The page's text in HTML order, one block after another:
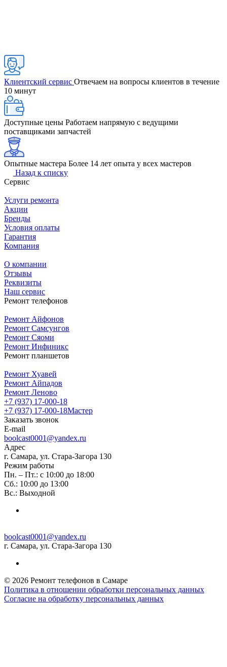
Клиентский сервис Отвечаем на вопросы клиентов в течение
10 минут
Доступные цены Работаем напрямую с ведущими
поставщиками запчастей
Опытные мастера Более 14 лет опыта у всех мастеров
Назад к списку
Сервис
Услуги ремонта
Акции
Бренды
Условия оплаты
Гарантия
Компания
О компании
Отзывы
Реквизиты
Наш сервис
Ремонт телефонов
Ремонт Айфонов
Ремонт Самсунгов
Ремонт Сяоми
Ремонт Инфиникс
Ремонт планшетов
Ремонт Хуавей
Ремонт Айпадов
Ремонт Леново
+7 (937) 17-000-18
+7 (937) 17-000-18Мастер
Заказать звонок
E-mail
boolcast0001@yandex.ru
Адрес
г. Самара, ул. Стара-Загора 130
Режим работы
Пн. – Пт.: с 10:00 до 18:00
Сб.: 10:00 до 13:00
Вс.: Выходной
boolcast0001@yandex.ru
г. Самара, ул. Стара-Загора 130
© 2026 Ремонт телефонов в Самаре
Политика в отношении обработки персональных данных
Согласие на обработку персональных данных